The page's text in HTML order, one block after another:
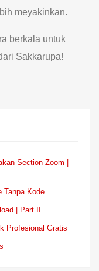
meyakinkan.
berkala untuk
Sakkarupa!
Section Zoom |
Tanpa Kode
| Part II
Profesional Gratis